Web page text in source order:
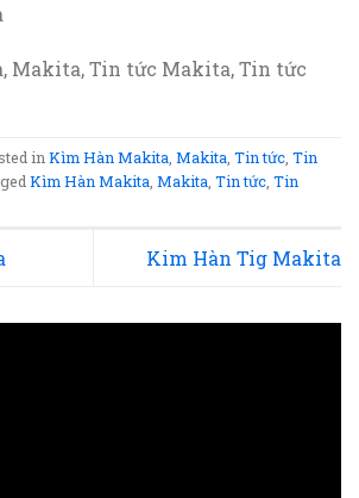
Makita, Tin tức Makita, Tin tức
inKìm Hàn Makita ,Makita ,Tin tức ,Tin
Kìm Hàn Makita ,Makita ,Tin tức ,Tin
Kim Hàn Tig Makita